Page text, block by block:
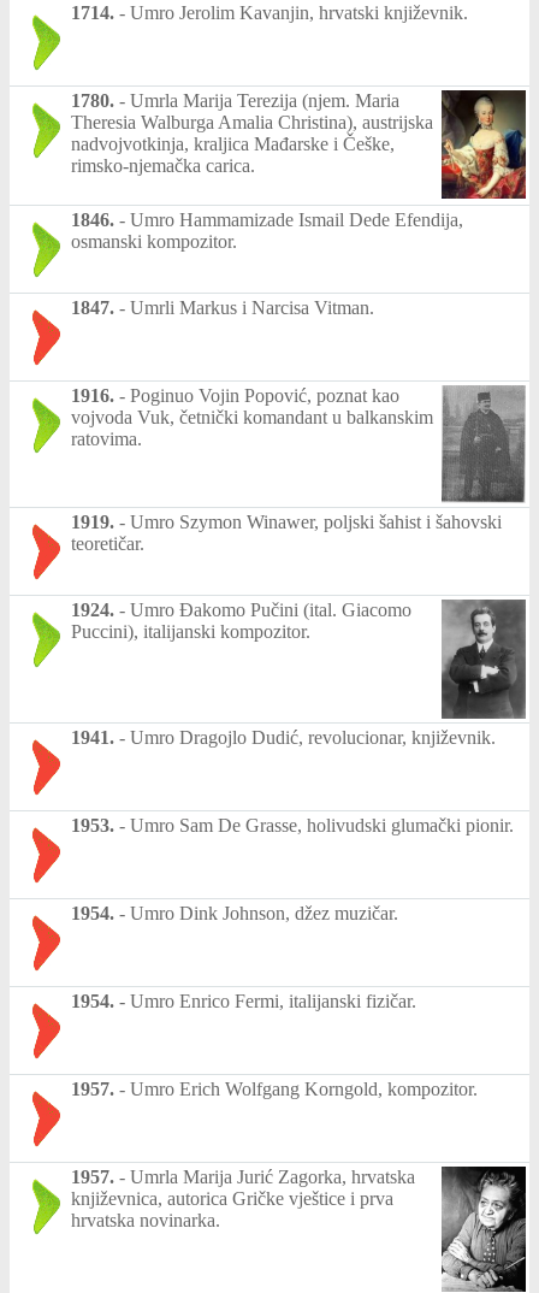
1714. - Umro Jerolim Kavanjin, hrvatski književnik.
1780. - Umrla Marija Terezija (njem. Maria
Theresia Walburga Amalia Christina), austrijska
nadvojvotkinja, kraljica Mađarske i Češke,
rimsko-njemačka carica.
1846. - Umro Hammamizade Ismail Dede Efendija,
osmanski kompozitor.
1847. - Umrli Markus i Narcisa Vitman.
1916. - Poginuo Vojin Popović, poznat kao
vojvoda Vuk, četnički komandant u balkanskim
ratovima.
1919. - Umro Szymon Winawer, poljski šahist i šahovski
teoretičar.
1924. - Umro Đakomo Pučini (ital. Giacomo
Puccini), italijanski kompozitor.
1941. - Umro Dragojlo Dudić, revolucionar, književnik.
1953. - Umro Sam De Grasse, holivudski glumački pionir.
1954. - Umro Dink Johnson, džez muzičar.
1954. - Umro Enrico Fermi, italijanski fizičar.
1957. - Umro Erich Wolfgang Korngold, kompozitor.
1957. - Umrla Marija Jurić Zagorka, hrvatska
književnica, autorica Gričke vještice i prva
hrvatska novinarka.